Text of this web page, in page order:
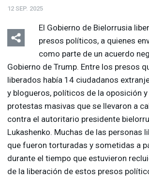
12 SEP. 2025
El Gobierno de Bielorrusia
presos políticos, a quienes
como parte de un acuerdo
Gobierno de Trump. Entre los presos
liberados había 14 ciudadanos
y blogueros, políticos de la oposición
protestas masivas que se llevaron a
contra el autoritario presidente
Lukashenko. Muchas de las personas
que fueron torturadas y sometidas a
durante el tiempo que estuvieron
de la liberación de estos presos